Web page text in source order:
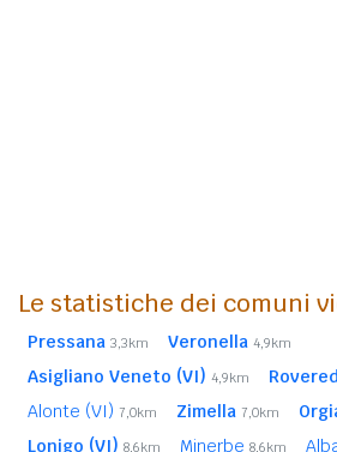
Le statistiche dei comuni
Pressana 3,3km Veronella 4,9km
Asigliano Veneto (VI) 4,9km
Alonte (VI) 7,0km Zimella 7,0km
Lonigo (VI) 8,6km Minerbe 8,6km